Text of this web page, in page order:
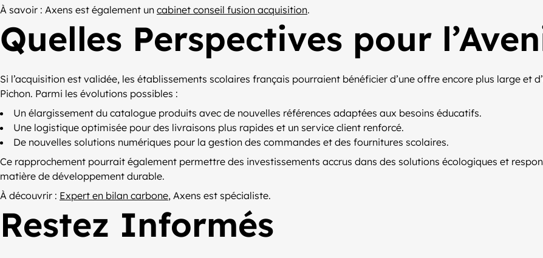
À savoir : Axens est également un cabinet conseil fusion acquisition.
Quelles Perspectives pour
Si l’acquisition est validée, les établissements scolaires français pourraient bénéficier d’une offre encore plus large et
Pichon. Parmi les évolutions possibles :
Un élargissement du catalogue produits avec de nouvelles références adaptées aux besoins éducatifs.
Une logistique optimisée pour des livraisons plus rapides et un service client renforcé.
De nouvelles solutions numériques pour la gestion des commandes et des fournitures scolaires.
Ce rapprochement pourrait également permettre des investissements accrus dans des solutions écologiques et
matière de développement durable.
À découvrir : Expert en bilan carbone, Axens est spécialiste.
Restez Informés